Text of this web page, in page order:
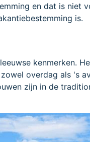
en dat is niet
is.
kenmerken.
overdag als 's
zijn in de